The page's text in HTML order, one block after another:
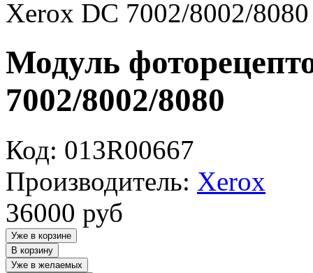
Xerox DC 7002/8002/8080
Модуль
7002/8002/8080
Код: 013R00667
Производитель: Xerox
36000 руб
Уже в корзине
В корзину
Уже в желаемых